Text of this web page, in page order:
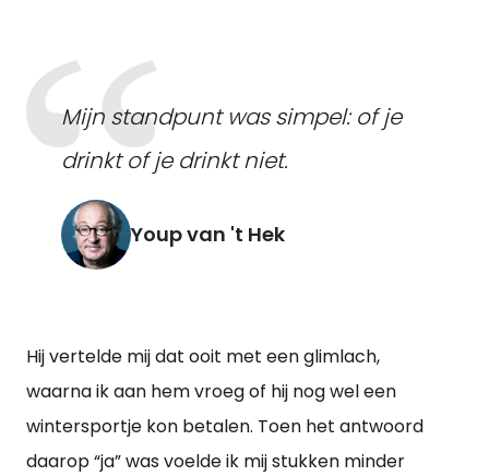
Mijn standpunt was simpel: of je
drinkt of je drinkt niet.
Youp van 't Hek
Hij vertelde mij dat ooit met een glimlach,
waarna ik aan hem vroeg of hij nog wel een
wintersportje kon betalen. Toen het antwoord
daarop “ja” was voelde ik mij stukken minder